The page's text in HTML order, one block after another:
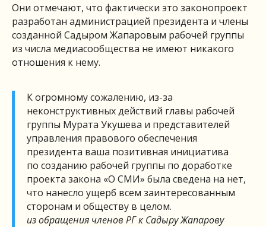
Они отмечают, что фактически это законопроект
разработан администрацией президента и члены
созданной Садыром Жапаровым рабочей группы
из числа медиасообщества не имеют никакого
отношения к нему.
К огромному сожалению, из-за
неконструктивных действий главы рабочей
группы Мурата Укушева и представителей
управления правового обеспечения
президента ваша позитивная инициатива
по созданию рабочей группы по доработке
проекта закона «О СМИ» была сведена на нет,
что нанесло ущерб всем заинтересованным
сторонам и обществу в целом.
из обращения членов РГ к Садыру Жапарову